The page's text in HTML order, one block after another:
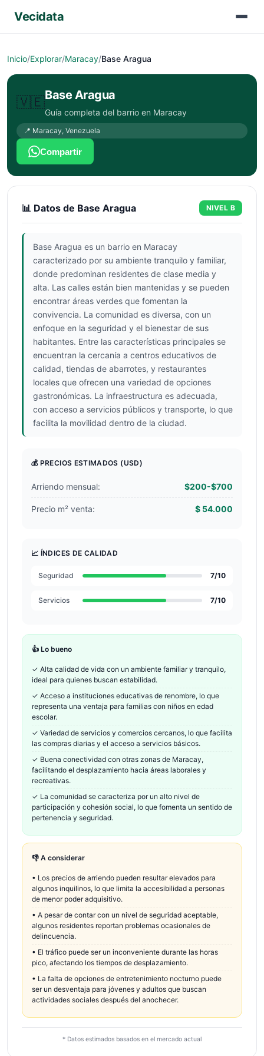
Vecidata
Inicio/Explorar/Maracay/Base Aragua
🇻🇪Base Aragua
Guía completa del barrio en Maracay
📍 Maracay, Venezuela
Compartir
📊 Datos de Base Aragua NIVEL B
Base Aragua es un barrio en Maracay
caracterizado por su ambiente tranquilo y familiar,
donde predominan residentes de clase media y
alta. Las calles están bien mantenidas y se pueden
encontrar áreas verdes que fomentan la
convivencia. La comunidad es diversa, con un
enfoque en la seguridad y el bienestar de sus
habitantes. Entre las características principales se
encuentran la cercanía a centros educativos de
calidad, tiendas de abarrotes, y restaurantes
locales que ofrecen una variedad de opciones
gastronómicas. La infraestructura es adecuada,
con acceso a servicios públicos y transporte, lo que
facilita la movilidad dentro de la ciudad.
💰 PRECIOS ESTIMADOS (USD)
Arriendo mensual: $200-$700
Precio m² venta: $ 54.000
📈 ÍNDICES DE CALIDAD
Seguridad 7/10
Servicios 7/10
👍 Lo bueno
✓ Alta calidad de vida con un ambiente familiar y tranquilo,
ideal para quienes buscan estabilidad.
✓ Acceso a instituciones educativas de renombre, lo que
representa una ventaja para familias con niños en edad
escolar.
✓ Variedad de servicios y comercios cercanos, lo que facilita
las compras diarias y el acceso a servicios básicos.
✓ Buena conectividad con otras zonas de Maracay,
facilitando el desplazamiento hacia áreas laborales y
recreativas.
✓ La comunidad se caracteriza por un alto nivel de
participación y cohesión social, lo que fomenta un sentido de
pertenencia y seguridad.
👎 A considerar
• Los precios de arriendo pueden resultar elevados para
algunos inquilinos, lo que limita la accesibilidad a personas
de menor poder adquisitivo.
• A pesar de contar con un nivel de seguridad aceptable,
algunos residentes reportan problemas ocasionales de
delincuencia.
• El tráfico puede ser un inconveniente durante las horas
pico, afectando los tiempos de desplazamiento.
• La falta de opciones de entretenimiento nocturno puede
ser un desventaja para jóvenes y adultos que buscan
actividades sociales después del anochecer.
* Datos estimados basados en el mercado actual